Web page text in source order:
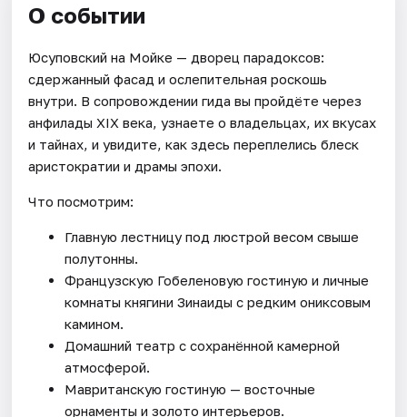
О событии
Юсуповский на Мойке — дворец парадоксов:
сдержанный фасад и ослепительная роскошь
внутри. В сопровождении гида вы пройдёте через
анфилады XIX века, узнаете о владельцах, их вкусах
и тайнах, и увидите, как здесь переплелись блеск
аристократии и драмы эпохи.
Что посмотрим:
Главную лестницу под люстрой весом свыше
полутонны.
Французскую Гобеленовую гостиную и личные
комнаты княгини Зинаиды с редким ониксовым
камином.
Домашний театр с сохранённой камерной
атмосферой.
Мавританскую гостиную — восточные
орнаменты и золото интерьеров.